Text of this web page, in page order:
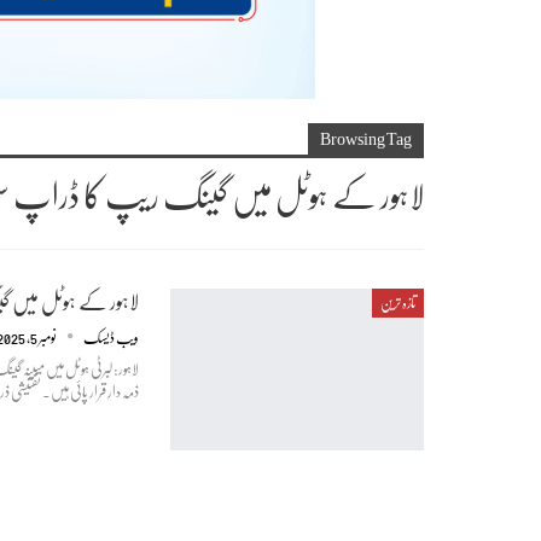
Browsing Tag
لاہور کے ہوٹل میں گینگ ریپ کا ڈراپ
تازہ ترین لاہور کے ہوٹل میں
ویب ڈیسک نومبر 5, 2025
لاہور: لبرٹی ہوٹل میں مبینہ
ذمہ دار قرار پائی ہیں۔